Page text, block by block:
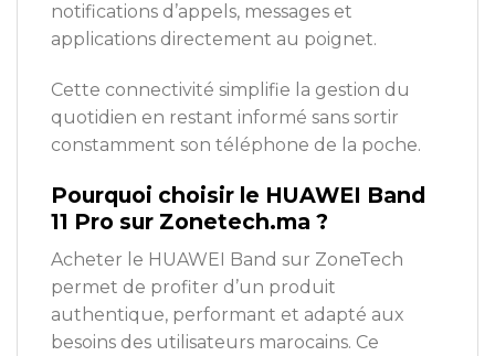
notifications d’appels, messages et
applications directement au poignet.
Cette connectivité simplifie la gestion du
quotidien en restant informé sans sortir
constamment son téléphone de la poche.
Pourquoi choisir le HUAWEI Band
11 Pro sur Zonetech.ma ?
Acheter le HUAWEI Band sur ZoneTech
permet de profiter d’un produit
authentique, performant et adapté aux
besoins des utilisateurs marocains. Ce